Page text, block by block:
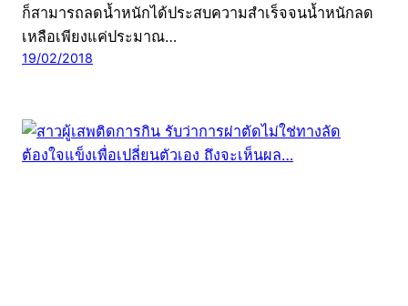
ก็สามารถลดน้ำหนักได้ประสบความสำเร็จจนน้ำหนักลด
เหลือเพียงแค่ประมาณ…
19/02/2018